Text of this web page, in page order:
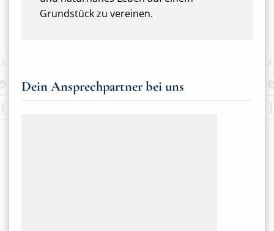
Grundstück zu vereinen.
Dein Ansprechpartner bei uns